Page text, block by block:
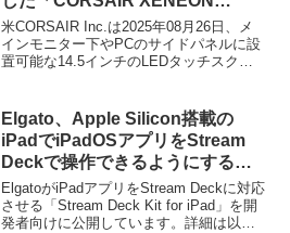
EDGE」の注文が再開。
米CORSAIR Inc.は2025年08月26日、メ
インモニター下やPCのサイドパネルに設
置可能な14.5インチのLEDタッチスクリ
9011306-WW)」を発売したものの、即日
完売し、日本でも購入液ない状態が続い
ていましたが、Amazon.co.jpでは購入で
きない状態が続いていましたが、昨日か
ら新たに次期入荷分の注文が再開されて
います。
Elgato、Apple Silicon搭載の
iPadでiPadOSアプリをStream
Deckで操作できるようにする
「Stream Deck Kit for iPad」を
開発者向けに公開。
ElgatoがiPadアプリをStream Deckに対応
させる「Stream Deck Kit for iPad」を開
発者向けに公開しています。詳細は以下